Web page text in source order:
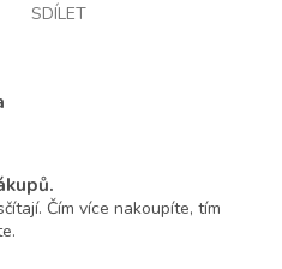
SDÍLET
Čím více nakoupíte, tím